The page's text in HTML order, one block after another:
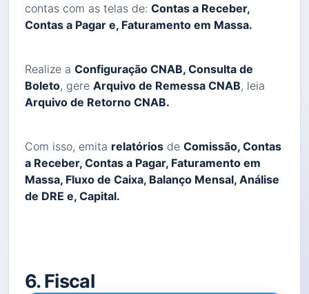
contas com as telas de: Contas a Receber,
Contas a Pagar e, Faturamento em Massa.
Realize a Configuração CNAB, Consulta de
Boleto, gere Arquivo de Remessa CNAB, leia
Arquivo de Retorno CNAB.
Com isso, emita relatórios de Comissão, Contas
a Receber, Contas a Pagar, Faturamento em
Massa, Fluxo de Caixa, Balanço Mensal, Análise
de DRE e, Capital.
6. Fiscal